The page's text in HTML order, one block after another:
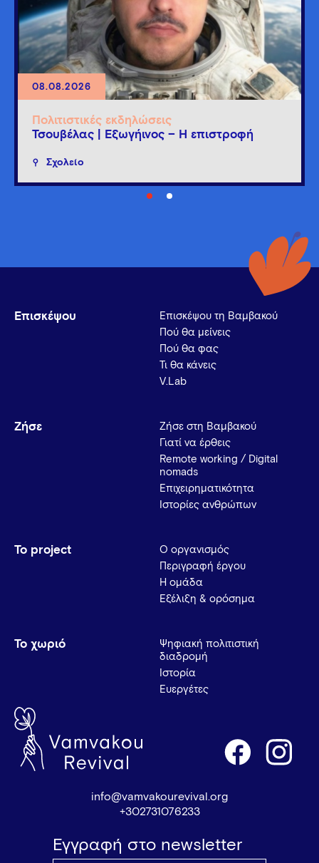
08.08.2026
Πολιτιστικές εκδηλώσεις
Τσουβέλας | Εξωγήινος – Η επιστροφή
Σχολείο
Επισκέψου
Επισκέψου τη Βαμβακού
Πού θα μείνεις
Πού θα φας
Τι θα κάνεις
V.Lab
Ζήσε
Ζήσε στη Βαμβακού
Γιατί να έρθεις
Remote working / Digital
nomads
Επιχειρηματικότητα
Ιστορίες ανθρώπων
Το project
Ο οργανισμός
Περιγραφή έργου
Η ομάδα
Εξέλιξη & ορόσημα
Το χωριό
Ψηφιακή πολιτιστική
διαδρομή
Ιστορία
Ευεργέτες
info@vamvakourevival.org
+302731076233
Εγγραφή στο newsletter